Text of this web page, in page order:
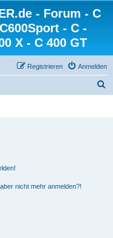
- Forum - C
- C -
X - C 400 GT
Anmelden
Registrieren
nicht mehr anmelden?!